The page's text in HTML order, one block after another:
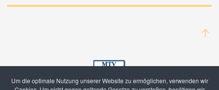
Um die optimale Nutzung unserer Website zu ermöglichen, verwenden wir